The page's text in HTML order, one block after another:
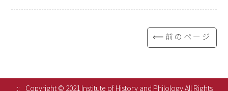
⟸前のページ
:::
Copyright © 2021 Institute of History and Philology All Rights